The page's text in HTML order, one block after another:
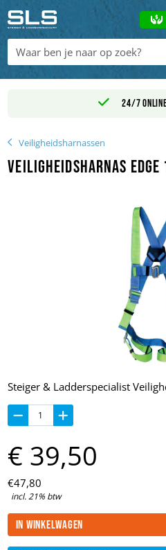
24/7 online bereikbaar
Veiligheidsharnassen
Veiligheidsharnas Edge
Steiger & Ladderspecialist
€47,80
incl. 21% btw
€ 39,50
In winkelwagen